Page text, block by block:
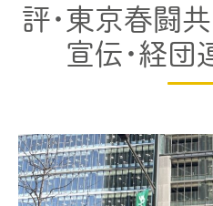
評・東京春闘
宣伝・経団